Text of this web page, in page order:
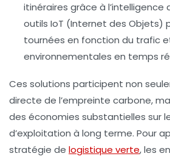
itinéraires grâce à l’intelligence
outils IoT (Internet des Objets)
tournées en fonction du trafic
environnementales en temps
Ces solutions participent non
directe de l’empreinte carbone,
des économies substantielles sur
d’exploitation à long terme. Pour
stratégie de logistique verte, les